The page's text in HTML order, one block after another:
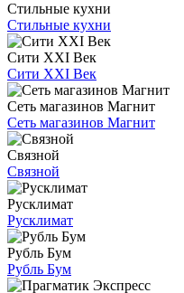
Стильные кухни
Стильные кухни
Сити XXI Век
Сити XXI Век
Сеть магазинов Магнит
Сеть магазинов Магнит
Связной
Связной
Русклимат
Русклимат
Рубль Бум
Рубль Бум